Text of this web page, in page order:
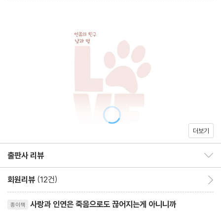
STORY 4 “천국에 있는, 당신에게”
산책이 이어준 따스한 인연 - 가즈에 × 모코(시바견)
STORY 5 “엄마, 밖으로 나가요”
STORY 6 “내가 지켜줄게요”
눈보라 속에서 일어난 기적 - 시마 × 하루(믹스)
STORY 7 “볼보, 함께 웃자”
상처 입은 마음의 문이 열린 날 - 다무라 × 볼보(골든 리트리버)
더보기
출판사 리뷰
회원리뷰 (12건)
종이책 사랑과 인연은 죽음으로도 끊어지는게 아니니까